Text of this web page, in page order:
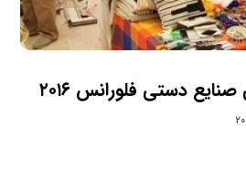
دستی فلورانس ۲۰۱۶